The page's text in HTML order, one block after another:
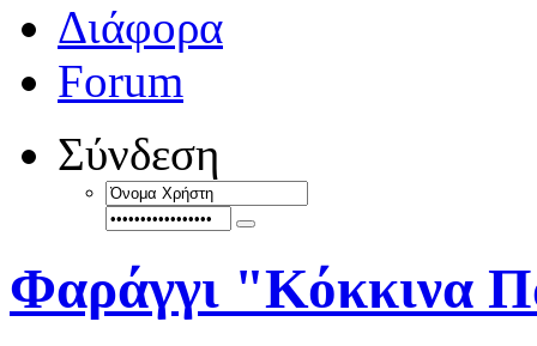
Διάφορα
Forum
Σύνδεση
Φαράγγι "Κόκκινα